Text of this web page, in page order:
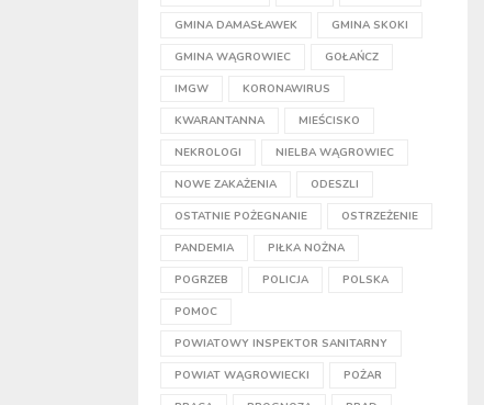
GMINA DAMASŁAWEK GMINA SKOKI
GMINA WĄGROWIEC GOŁAŃCZ
IMGW KORONAWIRUS
KWARANTANNA MIEŚCISKO
NEKROLOGI NIELBA WĄGROWIEC
NOWE ZAKAŻENIA ODESZLI
OSTATNIE POŻEGNANIE OSTRZEŻENIE
PANDEMIA PIŁKA NOŻNA
POGRZEB POLICJA POLSKA
POMOC
POWIATOWY INSPEKTOR SANITARNY
POWIAT WĄGROWIECKI POŻAR